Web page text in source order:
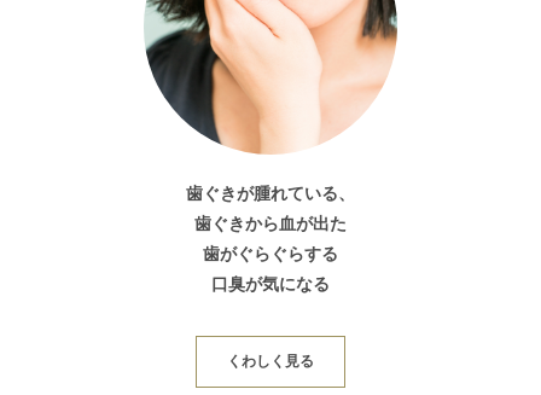
歯ぐきが腫れている、
歯ぐきから血が出た
歯がぐらぐらする
口臭が気になる
くわしく見る